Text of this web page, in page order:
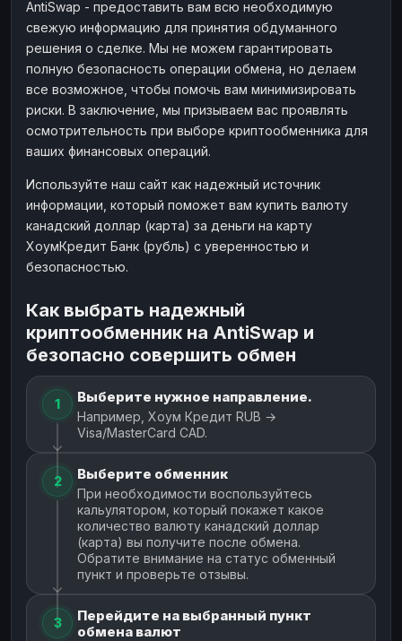
AntiSwap - предоставить вам всю необходимую
свежую информацию для принятия обдуманного
решения о сделке. Мы не можем гарантировать
полную безопасность операции обмена, но делаем
все возможное, чтобы помочь вам минимизировать
риски. В заключение, мы призываем вас проявлять
осмотрительность при выборе криптообменника для
ваших финансовых операций.
Используйте наш сайт как надежный источник
информации, который поможет вам купить валюту
канадский доллар (карта) за деньги на карту
ХоумКредит Банк (рубль) с уверенностью и
безопасностью.
Как выбрать надежный
криптообменник на AntiSwap и
безопасно совершить обмен
1 Выберите нужное направление.
Например, Хоум Кредит RUB →
Visa/MasterCard CAD.
2 Выберите обменник
При необходимости воспользуйтесь
кальулятором, который покажет какое
количество валюту канадский доллар
(карта) вы получите после обмена.
Обратите внимание на статус обменный
пункт и проверьте отзывы.
3
Перейдите на выбранный пункт
обмена валют